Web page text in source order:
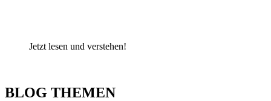
Jetzt lesen und verstehen!
BLOG THEMEN